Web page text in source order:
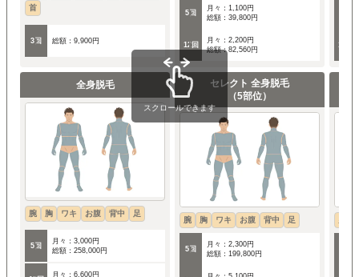
首
3回 総額：9,900円
5回
月々：1,100円
総額：39,800円
12回
月々：2,200円
総額：82,560円
12回
全身脱毛
腕 胸 ワキ お腹 背中 足
5回
月々：3,000円
総額：258,000円
月々：6,600円
セレクト 全身脱毛
（5部位）
腕 胸 ワキ お腹 背中 足
5回
月々：2,300円
総額：199,800円
スクロールできます